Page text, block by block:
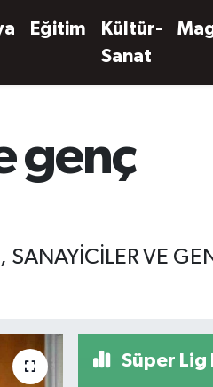
Eğitim
Kültür-
Sanat
genç
VE
Süper Lig